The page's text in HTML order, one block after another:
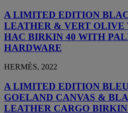
A LIMITED EDITION
LEATHER & VERT OLIVE
HAC BIRKIN 40 WITH
HARDWARE
HERMÈS, 2022
A LIMITED EDITION
GOELAND CANVAS &
LEATHER CARGO